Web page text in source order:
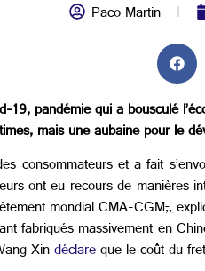
Paco Martin
pandémie qui a bousculé
mais une aubaine pour le
consommateurs et a fait
ont eu recours de manières
mondial CMA-CGM,,
fabriqués massivement en
Xindéclareque le coût du